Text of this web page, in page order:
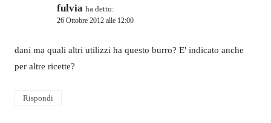
fulvia ha detto:
26 Ottobre 2012 alle 12:00
dani ma quali altri utilizzi ha questo burro? E' indicato anche
per altre ricette?
Rispondi